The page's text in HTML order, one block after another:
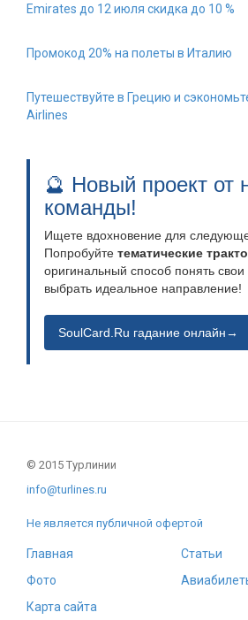
Emirates до 12 июля скидка до 10 %
Промокод 20% на полеты в Италию
Путешествуйте в Грецию и
Airlines
🔮 Новый проект от
команды!
Ищете вдохновение для
Попробуйте тематические
оригинальный способ понять
выбрать идеальное направление!
SoulCard.Ru гадание онлайн→
© 2015 Турлинии
info@turlines.ru
Не является публичной офертой
Главная
Статьи
Фото
Карта сайта